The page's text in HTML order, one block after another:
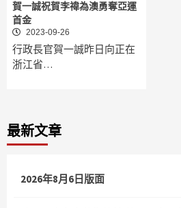
賀一誠祝賀李禕為澳勇奪亞運
首金
2023-09-26
行政長官賀一誠昨日向正在
浙江省…
最新文章
2026年8月6日版面